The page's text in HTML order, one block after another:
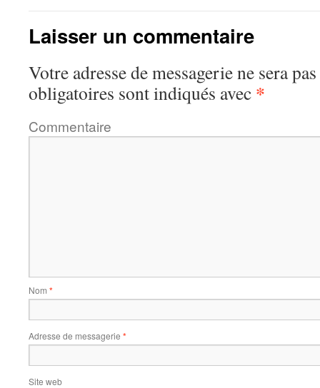
Laisser un commentaire
Votre adresse de messagerie ne sera
obligatoires sont indiqués avec *
Commentaire
Nom *
Adresse de messagerie *
Site web